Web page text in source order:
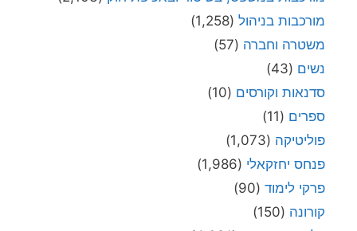
מורכבות בניהול (1,258)
משטרה וחברה (57)
נשים (43)
סדנאות וקורסים (10)
ספרים (11)
פוליטיקה (1,073)
פנחס יחזקאלי (1,986)
פרקי לימוד (90)
קורונה (150)